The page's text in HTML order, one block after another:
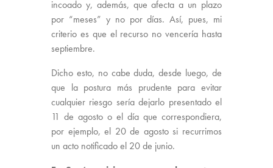
incoado y, además, que afecta a un plazo
por “meses” y no por días. Así, pues, mi
criterio es que el recurso no vencería hasta
septiembre.
Dicho esto, no cabe duda, desde luego, de
que la postura más prudente para evitar
cualquier riesgo sería dejarlo presentado el
11 de agosto o el día que correspondiera,
por ejemplo, el 20 de agosto si recurrimos
un acto notificado el 20 de junio.